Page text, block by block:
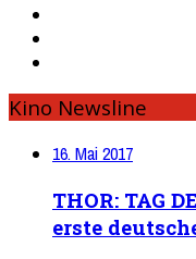
Kino Newsline
16. Mai 2017
THOR: TAG
erste